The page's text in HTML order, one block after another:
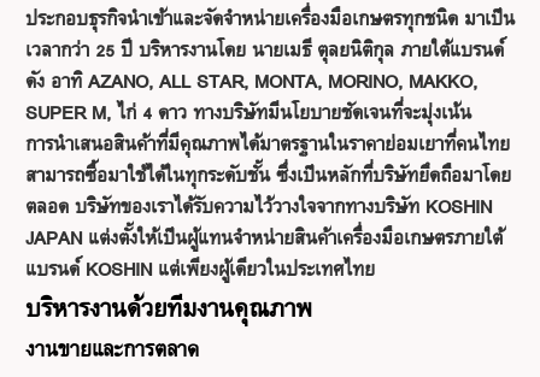
ประกอบธุรกิจนำเข้าและจัดจำหน่ายเครื่องมือเกษตรทุกชนิด มาเป็น
เวลากว่า 25 ปี บริหารงานโดย นายเมธี ตุลยนิติกุล ภายใต้แบรนด์
ดัง อาทิ AZANO, ALL STAR, MONTA, MORINO, MAKKO,
SUPER M, ไก่ 4 ดาว ทางบริษัทมีนโยบายชัดเจนที่จะมุ่งเน้น
การนำเสนอสินค้าที่มีคุณภาพได้มาตรฐานในราคาย่อมเยาที่คนไทย
สามารถซื้อมาใช้ได้ในทุกระดับชั้น ซึ่งเป็นหลักที่บริษัทยึดถือมาโดย
ตลอดบริษัทของเราได้รับความไว้วางใจจากทางบริษัท KOSHIN
JAPAN แต่งตั้งให้เป็นผู้แทนจำหน่ายสินค้าเครื่องมือเกษตรภายใต้
แบรนด์ KOSHIN แต่เพียงผู้เดียวในประเทศไทย
บริหารงานด้วยทีมงานคุณภาพ
งานขายและการตลาด